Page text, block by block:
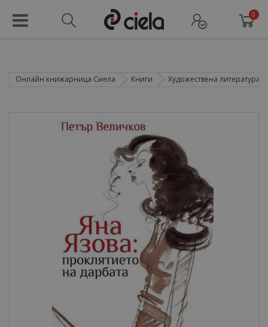
0
Онлайн книжарница Сиела Книги Художествена литература